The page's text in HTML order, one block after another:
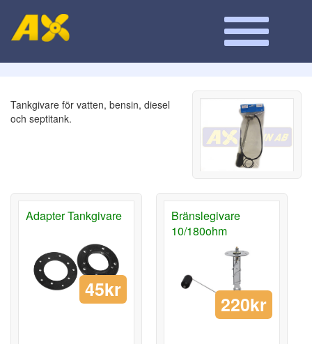
Tankgivare för vatten, bensin, diesel
och septitank.
Adapter Tankgivare
45kr
Bränslegivare
10/180ohm
220kr